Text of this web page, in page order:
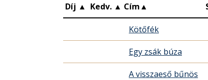
Díj ▲ Kedv. ▲ Cím▲
Kötőfék
Egy zsák búza
A visszaeső bűnös